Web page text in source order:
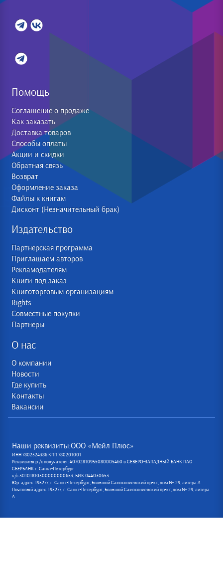
Помощь
Соглашение о продаже
Как заказать
Доставка товаров
Способы оплаты
Акции и скидки
Обратная связь
Возврат
Оформление заказа
Файлы к книгам
Дисконт (Незначительный брак)
Издательство
Партнерская программа
Приглашаем авторов
Рекламодателям
Книги под заказ
Книготорговым организациям
Rights
Совместные покупки
Партнеры
О нас
О компании
Новости
Где купить
Контакты
Вакансии
Наши реквизиты:ООО «Мейл Плюс»
ИНН 7802524386 КПП 780201001
Реквизиты р /с получателя: 40702810955080005460 в СЕВЕРО-ЗАПАДНЫЙ БАНК ПАО
СБЕРБАНК г. Санкт-Петербург
к/с 30101810500000000653, БИК 044030653
Юр. адрес: 195277, г. Санкт-Петербург, Большой Сампсониевский пр-кт, дом № 29, литера А
Почтовый адрес: 195277, г. Санкт-Петербург, Большой Сампсониевский пр-кт, дом № 29, литера
А